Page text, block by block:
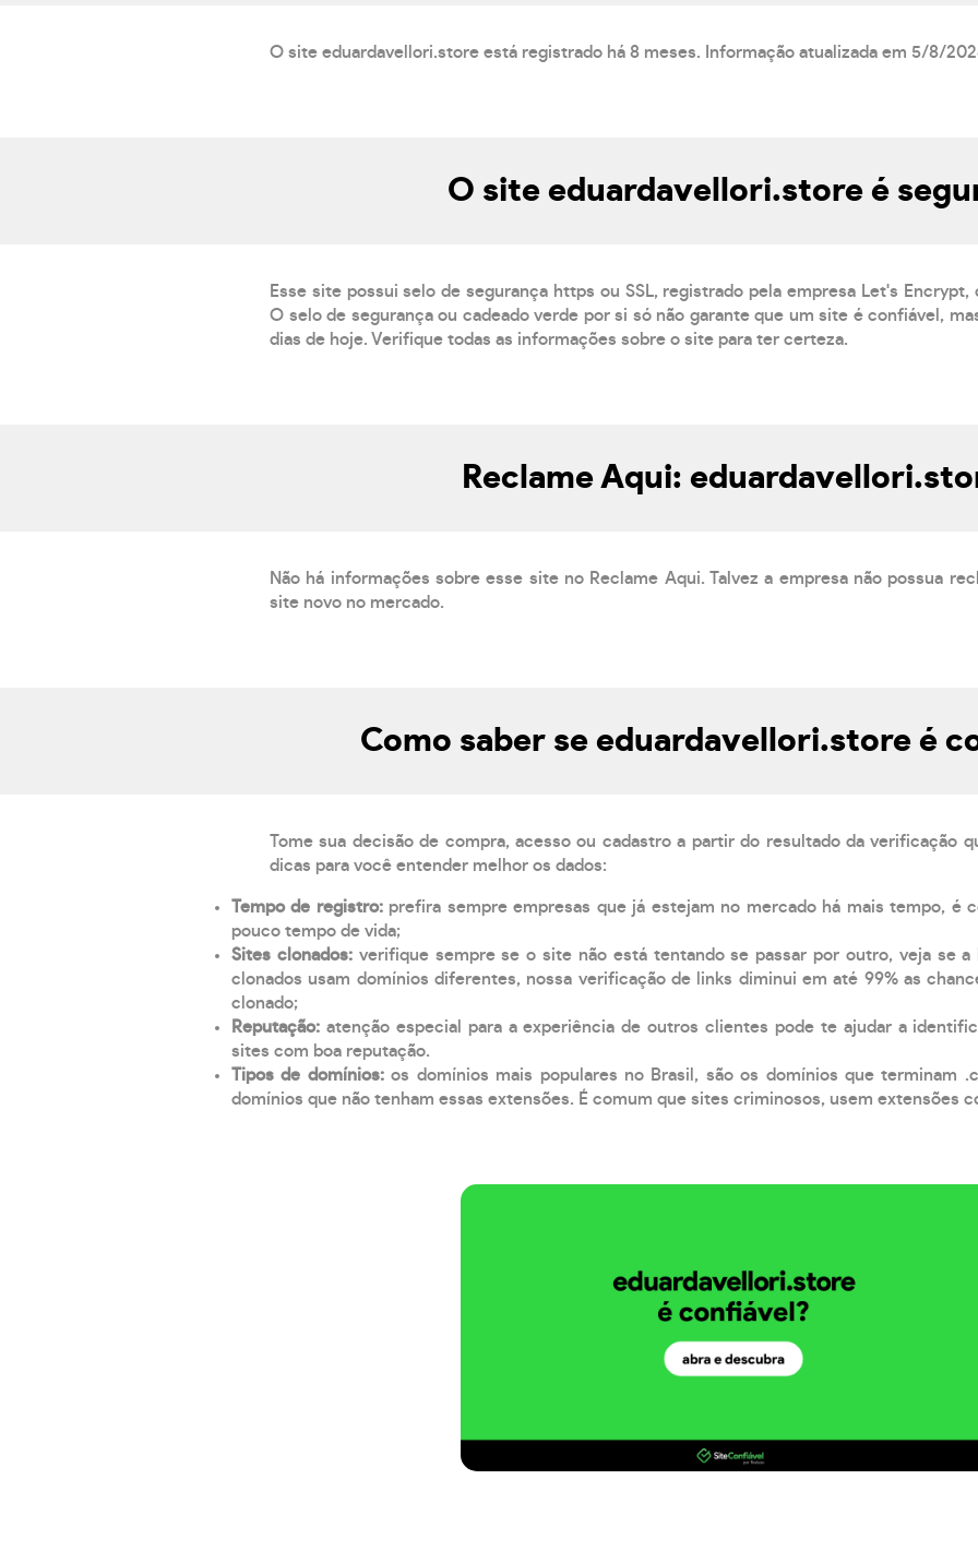
O site eduardavellori.store está registrado há 8 meses. Informação atualizada em 5/8/
O site eduardavellori.store é
Esse site possui selo de segurança https ou SSL, registrado pela empresa Let's Encrypt,
O selo de segurança ou cadeado verde por si só não garante que um site é confiável,
dias de hoje. Verifique todas as informações sobre o site para ter certeza.
Reclame Aqui:
Não há informações sobre esse site no Reclame Aqui. Talvez a empresa não possua
site novo no mercado.
Como saber se eduardavellori.store é
Tome sua decisão de compra, acesso ou cadastro a partir do resultado da verificação
dicas para você entender melhor os dados:
Tempo de registro: prefira sempre empresas que já estejam no mercado há mais tempo, é
pouco tempo de vida;
Sites clonados: verifique sempre se o site não está tentando se passar por outro, veja se
clonados usam domínios diferentes, nossa verificação de links diminui em até 99% as
clonado;
Reputação: atenção especial para a experiência de outros clientes pode te ajudar a
sites com boa reputação.
Tipos de domínios:os domínios mais populares no Brasil, são os domínios que terminam
domínios que não tenham essas extensões. É comum que sites criminosos, usem extensões